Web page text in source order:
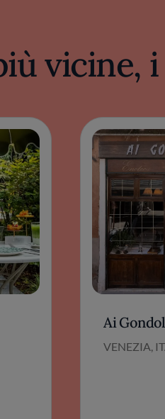
vicine,
Ai
VENEZIA,